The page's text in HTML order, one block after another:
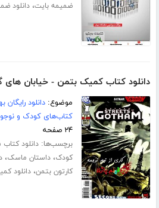
ضمیمه بایت،دانلود
دانلود کتاب کمیک بتمن - خیابان های
موضوع:دانلود
کتاب‌های کودک و
۲۴ صفحه
برچسب‌ها:دانلود کتاب
کودک،داستان ماسک،
کارتون بتمن،دانلود